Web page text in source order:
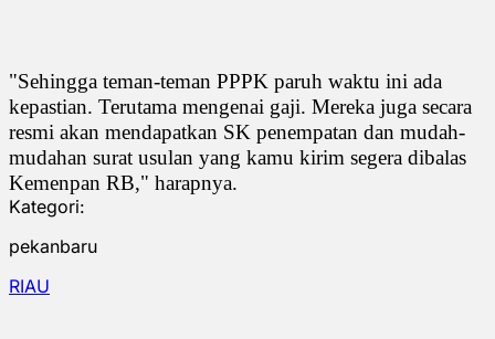
"Sehingga teman-teman PPPK paruh waktu ini ada
kepastian. Terutama mengenai gaji. Mereka juga secara
resmi akan mendapatkan SK penempatan dan mudah-
mudahan surat usulan yang kamu kirim segera dibalas
Kemenpan RB," harapnya.
Kategori:
pekanbaru
RIAU